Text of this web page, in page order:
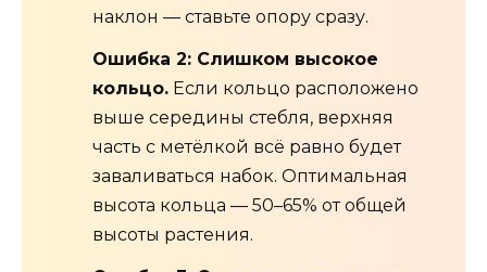
наклон — ставьте опору сразу.
Ошибка 2: Слишком высокое
кольцо. Если кольцо расположено
выше середины стебля, верхняя
часть с метёлкой всё равно будет
заваливаться набок. Оптимальная
высота кольца — 50–65% от общей
высоты растения.